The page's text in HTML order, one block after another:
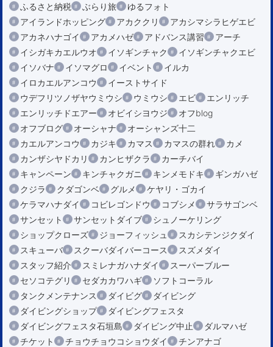
ふるさと納税
ぶらり旅
ゆるフォト
アイランドホッピング
アカククリ
アカシマシラヒゲエビ
アカネハナゴイ
アカメハゼ アドバンス講習
アーチ
イシガキカエルウオ
イソギンチャク
イソギンチャクエビ
イソバナ
イソマグロ イベント
イルカ
イロカエルアンコウ
イーストサイド
ウデフリツノザヤウミウシ
ウミウシ エビ
エンリッチ
エンリッチドエアー
オビイシヨウジ
オフblog
オフブログ
オーシャナ
オーシャンズ十二
カエルアンコウ
カジキ カマス カマスの群れ
カメ
カンザシヤドカリ
カンヒザクラ
カーチバイ
キャンペーン
キンチャクガニ キンメモドキ
ギンガハゼ
クジラ
クダゴンベ グルメ
ケヤリ・ゴカイ
ケラマハナダイ
コビレゴンドウ コブシメ
サラサゴンベ
サンセット
サンセットダイブ
シュノーケリング
ショップクローズ
ジョーフィッシュ
スカシテンジクダイ
スキューバ
スクーバダイバーコース
スズメダイ
スタッフ紹介
スミレナガハナダイ
スーパーブルー
セソコテグリ
セダカカワハギ
ソフトコーラル
タンクメンテナンス
ダイビグ
ダイビング
ダイビングショップ
ダイビングフェスタ
ダイビングフェスタ石垣島
ダイビング中止
ダルマハゼ
チケット
チョウチョウコショウダイ
チンアナゴ